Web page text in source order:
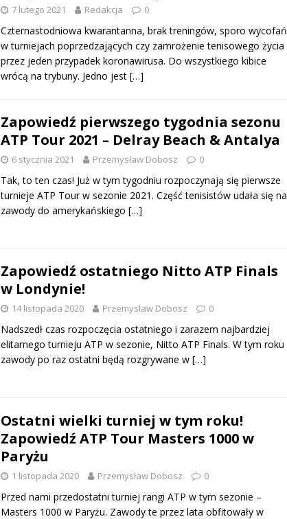
7 lutego 2021 Redakcja 0
Czternastodniowa kwarantanna, brak treningów, sporo wycofań
w turniejach poprzedzających czy zamrożenie tenisowego życia
przez jeden przypadek koronawirusa. Do wszystkiego kibice
wrócą na trybuny. Jedno jest […]
Zapowiedź pierwszego tygodnia sezonu
ATP Tour 2021 – Delray Beach & Antalya
6 stycznia 2021 Przemysław Dobosz 0
Tak, to ten czas! Już w tym tygodniu rozpoczynają się pierwsze
turnieje ATP Tour w sezonie 2021. Część tenisistów udała się na
zawody do amerykańskiego […]
Zapowiedź ostatniego Nitto ATP Finals
w Londynie!
14 listopada 2020 Przemysław Dobosz 0
Nadszedł czas rozpoczęcia ostatniego i zarazem najbardziej
elitarnego turnieju ATP w sezonie, Nitto ATP Finals. W tym roku
zawody po raz ostatni będą rozgrywane w […]
Ostatni wielki turniej w tym roku!
Zapowiedź ATP Tour Masters 1000 w
Paryżu
1 listopada 2020 Przemysław Dobosz 0
Przed nami przedostatni turniej rangi ATP w tym sezonie –
Masters 1000 w Paryżu. Zawody te przez lata obfitowały w